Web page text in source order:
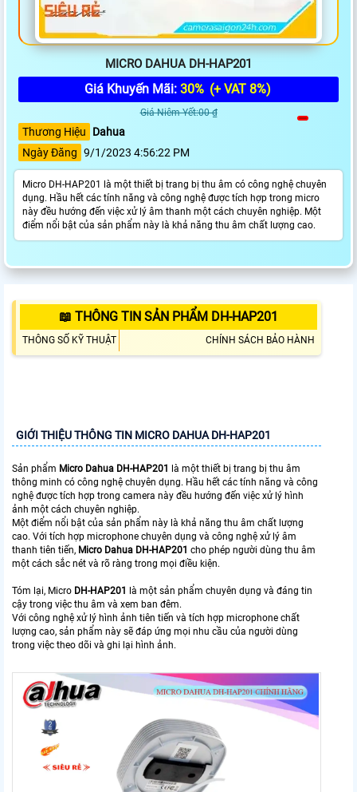
MICRO DAHUA DH-HAP201
Giá Khuyến Mãi: 30% (+ VAT 8%)
Giá Niêm Yết:00 ₫
Thương Hiệu
Dahua
Ngày Đăng 9/1/2023 4:56:22 PM
Micro DH-HAP201 là một thiết bị trang bị thu âm có công nghệ chuyên
dụng. Hầu hết các tính năng và công nghệ được tích hợp trong micro
này đều hướng đến việc xử lý âm thanh một cách chuyên nghiệp. Một
điểm nổi bật của sản phẩm này là khả năng thu âm chất lượng cao.
📖 THÔNG TIN SẢN PHẨM DH-HAP201
THÔNG SỐ KỸ THUẬT CHÍNH SÁCH BẢO HÀNH
GIỚI THIỆU THÔNG TIN MICRO DAHUA DH-HAP201
Sản phẩm Micro Dahua DH-HAP201
là một thiết bị trang bị thu âm
thông minh có công nghệ chuyên dụng. Hầu hết các tính năng và công
nghệ được tích hợp trong camera này đều hướng đến việc xử lý hình
ảnh một cách chuyên nghiệp.
Một điểm nổi bật của sản phẩm này là khả năng thu âm chất lượng
cao. Với tích hợp microphone chuyên dụng và công nghệ xử lý âm
thanh tiên tiến, Micro Dahua DH-HAP201 cho phép người dùng thu âm
một cách sắc nét và rõ ràng trong mọi điều kiện.
Tóm lại, Micro DH-HAP201
là một sản phẩm chuyên dụng và đáng tin
cậy trong việc thu âm và xem ban đêm.
Với công nghệ xử lý hình ảnh tiên tiến và tích hợp microphone chất
lượng cao, sản phẩm này sẽ đáp ứng mọi nhu cầu của người dùng
trong việc theo dõi và ghi lại hình ảnh.